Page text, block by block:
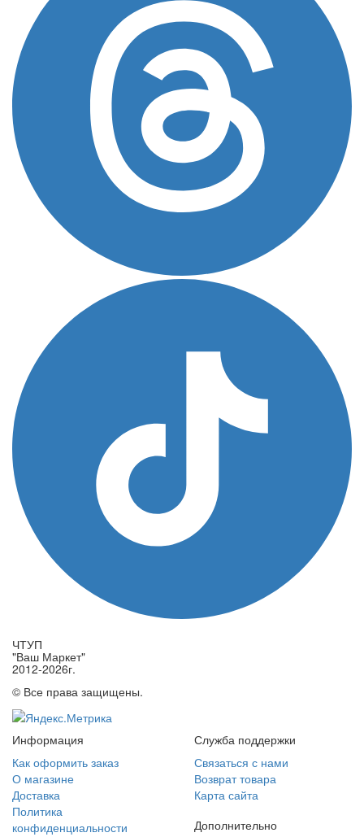
ЧТУП
"Ваш Маркет"
2012-2026г.
© Все права защищены.
Информация
Как оформить заказ
О магазине
Доставка
Политика
конфиденциальности
Служба поддержки
Связаться с нами
Возврат товара
Карта сайта
Дополнительно